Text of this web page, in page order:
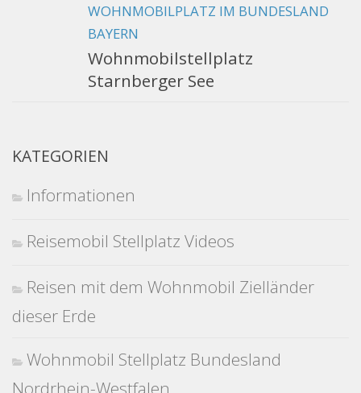
WOHNMOBILPLATZ IM BUNDESLAND
BAYERN
Wohnmobilstellplatz
Starnberger See
KATEGORIEN
Informationen
Reisemobil Stellplatz Videos
Reisen mit dem Wohnmobil Zielländer
dieser Erde
Wohnmobil Stellplatz Bundesland
Nordrhein-Westfalen